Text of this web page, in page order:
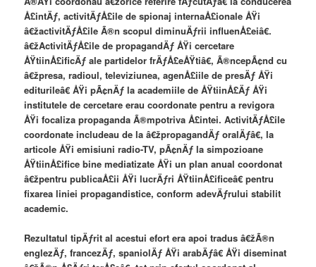
Å£intÄƒ, activitÄƒÅ£ile de spionaj internaÅ£ionale ÅŸi
â€žactivitÄƒÅ£ile Ã®n scopul diminuÄƒrii influenÅ£eiâ€.
â€žActivitÄƒÅ£ile de propagandÄƒ ÅŸi cercetare
ÅŸtiinÅ£ificÄƒ ale partidelor frÄƒÅ£eÅŸtiâ€, Ã®ncepÃ¢nd cu
â€žpresa, radioul, televiziunea, agenÅ£iile de presÄƒ ÅŸi
editurileâ€ ÅŸi pÃ¢nÄƒ la academiile de ÅŸtiinÅ£Äƒ ÅŸi
institutele de cercetare erau coordonate pentru a revigora
ÅŸi focaliza propaganda Ã®mpotriva Å£intei. ActivitÄƒÅ£ile
coordonate includeau de la â€žpropagandÄƒ oralÄƒâ€, la
articole ÅŸi emisiuni radio-TV, pÃ¢nÄƒ la simpozioane
ÅŸtiinÅ£ifice bine mediatizate ÅŸi un plan anual coordonat
â€žpentru publicaÅ£ii ÅŸi lucrÄƒri ÅŸtiinÅ£ificeâ€ pentru
fixarea liniei propagandistice, conform adevÄƒrului stabilit
academic.
Rezultatul tipÄƒrit al acestui efort era apoi tradus â€žÃ®n
englezÄƒ, francezÄƒ, spaniolÄƒ ÅŸi arabÄƒâ€ ÅŸi diseminat